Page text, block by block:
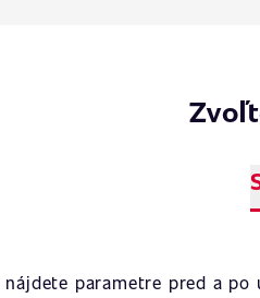
nájdete parametre pred a po